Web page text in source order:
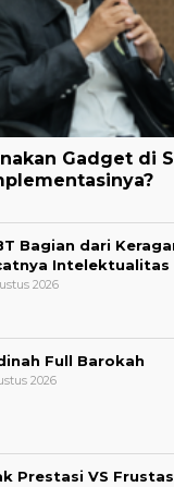
Gadget di
Bagian dari
Intelektualitas
2026
Full Barokah
2026
Prestasi VS